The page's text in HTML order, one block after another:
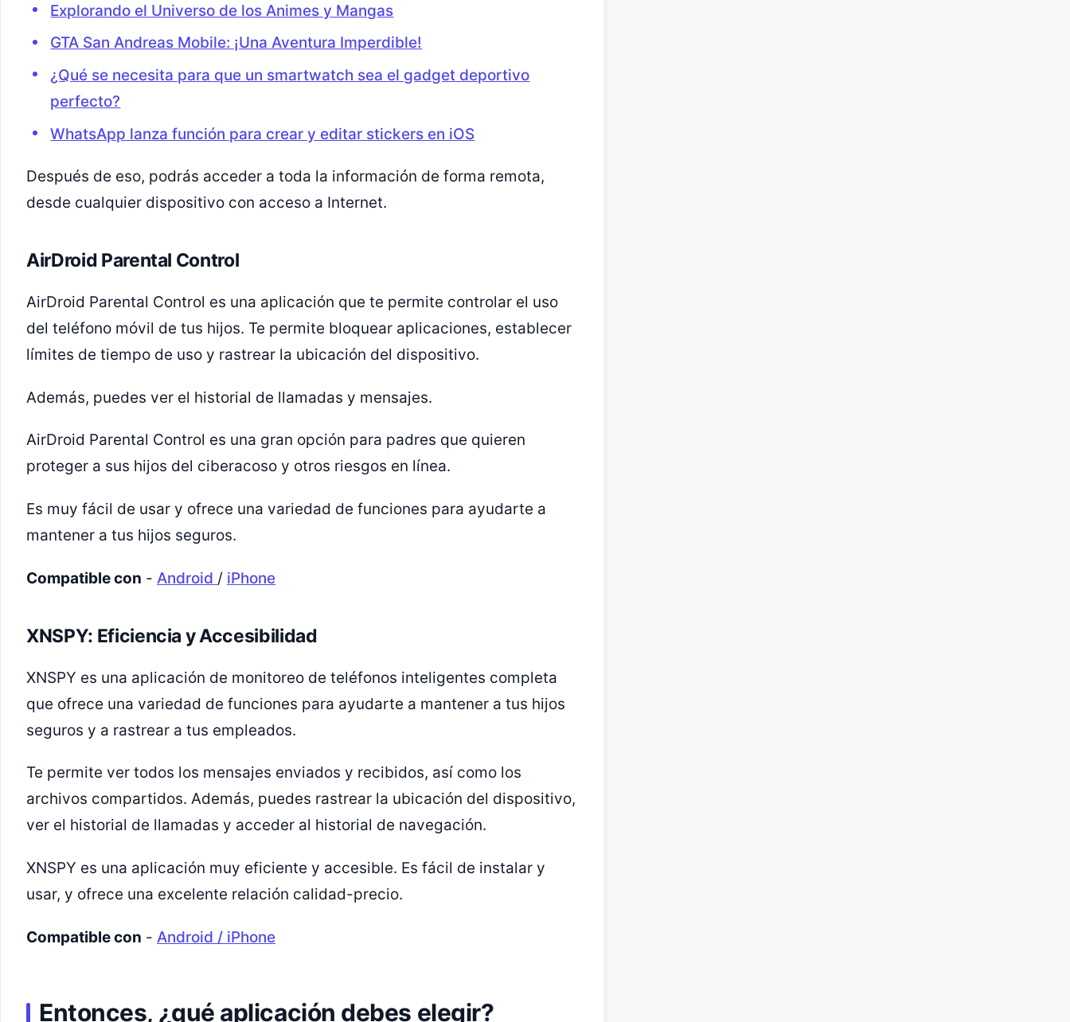
Explorando el Universo de los Animes y Mangas
GTA San Andreas Mobile: ¡Una Aventura Imperdible!
¿Qué se necesita para que un smartwatch sea el gadget deportivo
perfecto?
WhatsApp lanza función para crear y editar stickers en iOS
Después de eso, podrás acceder a toda la información de forma remota,
desde cualquier dispositivo con acceso a Internet.
AirDroid Parental Control
AirDroid Parental Control es una aplicación que te permite controlar el uso
del teléfono móvil de tus hijos. Te permite bloquear aplicaciones, establecer
límites de tiempo de uso y rastrear la ubicación del dispositivo.
Además, puedes ver el historial de llamadas y mensajes.
AirDroid Parental Control es una gran opción para padres que quieren
proteger a sus hijos del ciberacoso y otros riesgos en línea.
Es muy fácil de usar y ofrece una variedad de funciones para ayudarte a
mantener a tus hijos seguros.
Compatible con - Android / iPhone
XNSPY: Eficiencia y Accesibilidad
XNSPY es una aplicación de monitoreo de teléfonos inteligentes completa
que ofrece una variedad de funciones para ayudarte a mantener a tus hijos
seguros y a rastrear a tus empleados.
Te permite ver todos los mensajes enviados y recibidos, así como los
archivos compartidos. Además, puedes rastrear la ubicación del dispositivo,
ver el historial de llamadas y acceder al historial de navegación.
XNSPY es una aplicación muy eficiente y accesible. Es fácil de instalar y
usar, y ofrece una excelente relación calidad-precio.
Compatible con - Android / iPhone
Entonces, ¿qué aplicación debes elegir?